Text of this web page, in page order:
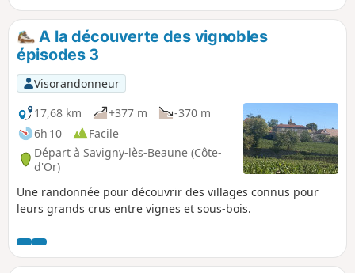
étant l'église des Templiers d'Écharnant
construite au XIIème siècle et située sur le
chemin menant à Compostelle, raison pour
laquelle des Templiers s'y installèrent.
A la découverte des vignobles
épisodes 3
Visorandonneur
17,68 km
+377 m
-370 m
6h 10
Facile
Départ à Savigny-lès-Beaune (Côte-
d'Or)
Une randonnée pour découvrir des villages connus pour
leurs grands crus entre vignes et sous-bois.